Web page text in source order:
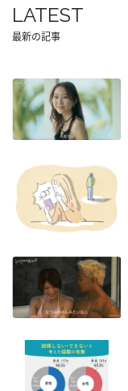
LATEST
最新の記事